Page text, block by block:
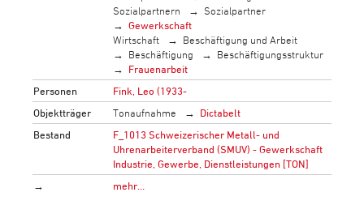
Sozialpartnern
Sozialpartner
Gewerkschaft
Wirtschaft
Beschäftigung und Arbeit
Beschäftigung
Beschäftigungsstruktur
Frauenarbeit
Personen
Fink, Leo (1933-
Objektträger
Tonaufnahme
Dictabelt
Bestand
F_1013 Schweizerischer Metall- und
Uhrenarbeiterverband (SMUV) - Gewerkschaft
Industrie, Gewerbe, Dienstleistungen [TON]
→
mehr…